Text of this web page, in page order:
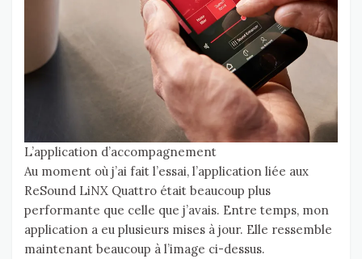
L’application d’accompagnement
Au moment où j’ai fait l’essai, l’application liée aux
ReSound LiNX Quattro était beaucoup plus
performante que celle que j’avais. Entre temps, mon
application a eu plusieurs mises à jour. Elle ressemble
maintenant beaucoup à l’image ci-dessus.